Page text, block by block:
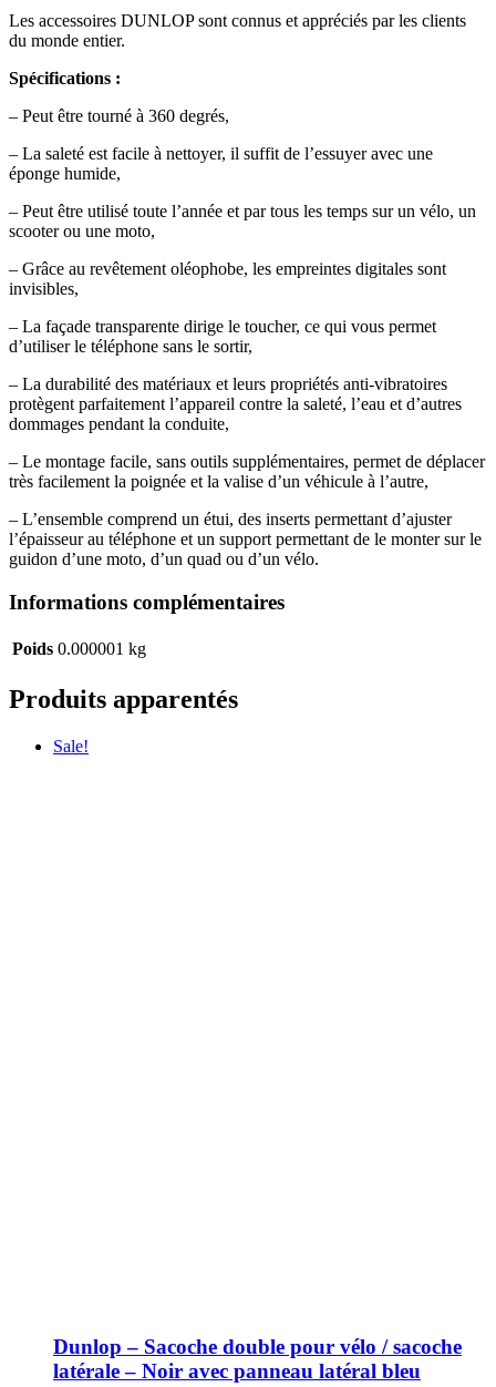
Les accessoires DUNLOP sont connus et appréciés par les clients
du monde entier.
Spécifications :
– Peut être tourné à 360 degrés,
– La saleté est facile à nettoyer, il suffit de l’essuyer avec une
éponge humide,
– Peut être utilisé toute l’année et par tous les temps sur un vélo, un
scooter ou une moto,
– Grâce au revêtement oléophobe, les empreintes digitales sont
invisibles,
– La façade transparente dirige le toucher, ce qui vous permet
d’utiliser le téléphone sans le sortir,
– La durabilité des matériaux et leurs propriétés anti-vibratoires
protègent parfaitement l’appareil contre la saleté, l’eau et d’autres
dommages pendant la conduite,
– Le montage facile, sans outils supplémentaires, permet de déplacer
très facilement la poignée et la valise d’un véhicule à l’autre,
– L’ensemble comprend un étui, des inserts permettant d’ajuster
l’épaisseur au téléphone et un support permettant de le monter sur le
guidon d’une moto, d’un quad ou d’un vélo.
Informations complémentaires
Poids 0.000001 kg
Produits apparentés
Sale!
Dunlop – Sacoche double pour vélo / sacoche
latérale – Noir avec panneau latéral bleu